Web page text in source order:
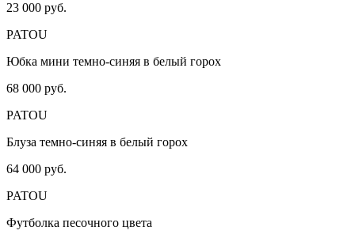
23 000 руб.
PATOU
Юбка мини темно-синяя в белый горох
68 000 руб.
PATOU
Блуза темно-синяя в белый горох
64 000 руб.
PATOU
Футболка песочного цвета